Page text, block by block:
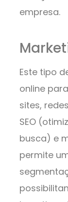
empresa.
Este tipo
online
sites,
SEO
busca) e
permite